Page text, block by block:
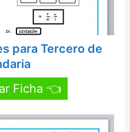
para Tercero de
Ficha 👈